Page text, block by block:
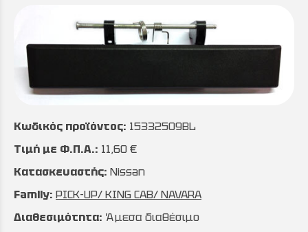
Κωδικός προϊόντος: 15332509BL
Τιμή με Φ.Π.Α.: 11,60 €
Κατασκευαστής: Nissan
Family: PICK-UP/ KING CAB/ NAVARA
Διαθεσιμότητα: Άμεσα διαθέσιμο